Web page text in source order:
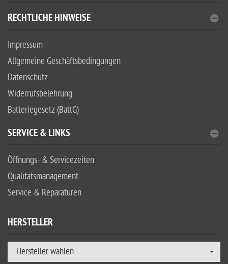
RECHTLICHE HINWEISE
Impressum
Allgemeine Geschäftsbedingungen
Datenschutz
Widerrufsbelehrung
Batteriegesetz (BattG)
SERVICE & LINKS
Öffnungs- & Servicezeiten
Qualitätsmanagement
Service & Reparaturen
HERSTELLER
Hersteller wählen